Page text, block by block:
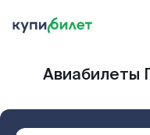
Авиабилеты